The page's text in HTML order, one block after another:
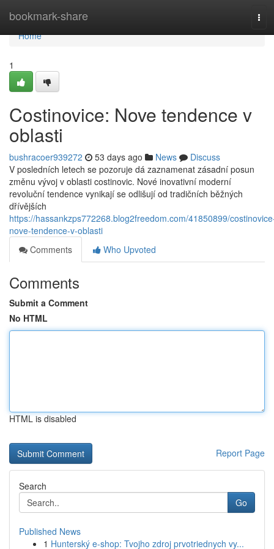
bookmark-share
Home
Home
1
Costinovice: Nove tendence v
oblasti
bushracoer939272 53 days ago News
Discuss
V posledních letech se pozoruje dá zaznamenat zásadní posun
změnu vývoj v oblasti costinovic. Nové inovativní moderní
revoluční tendence vynikají se odlišují od tradičních běžných
dřívějších
https://hassankzps772268.blog2freedom.com/41850899/
nove-tendence-v-oblasti
Comments
Who Upvoted
Comments
Submit a Comment
No HTML
HTML is disabled
Report Page
Search
Go
Published News
1 Hunterský e-shop: Tvojho zdroj prvotriednych vy...